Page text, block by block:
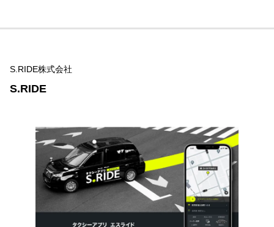
S.RIDE株式会社
S.RIDE